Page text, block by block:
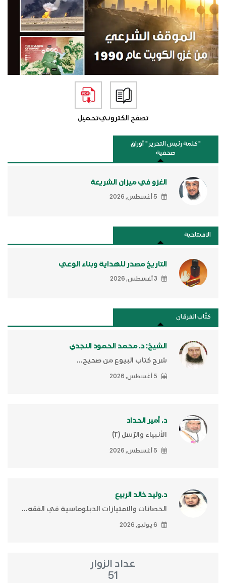
تصفح الكترونيتحميل
"كلمة رئيس التحرير " أوراق
صحفية
الغزو في ميزان الشريعة
5 أغسطس, 2026
الافتتاحية
التاريخ مصدر للهداية وبناء الوعي
3 أغسطس, 2026
كتَّاب الفرقان
الشيخ: د. محمد الحمود النجدي
شرح كتاب البيوع من صحيح...
5 أغسطس, 2026
د. أمير الحداد
الأنبياء والرّسل (٢)ّ
5 أغسطس, 2026
د.وليد خالد الربيع
الحصانات والامتيازات الدبلوماسية في الفقه...
6 يوليو, 2026
عداد الزوار
51